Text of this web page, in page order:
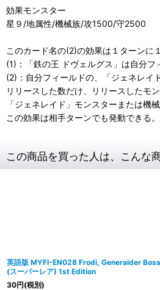
効果モンスター
星９/地属性/機械族/攻1500/守2500
このカード名の(2)の効果は１ターンに
(1)：「鉄の王 ドヴェルグス」は自分フ
(2)：自分フィールドの、「ジェネレイ
リリースした数だけ、リリースしたモ
「ジェネレイド」モンスターまたは機
この効果は相手ターンでも発動できる。
この商品を買った人は、こんな
英語版 MYFI-EN028 Frodi, Generaider
(スーパーレア) 1st Edition
30円(税別)